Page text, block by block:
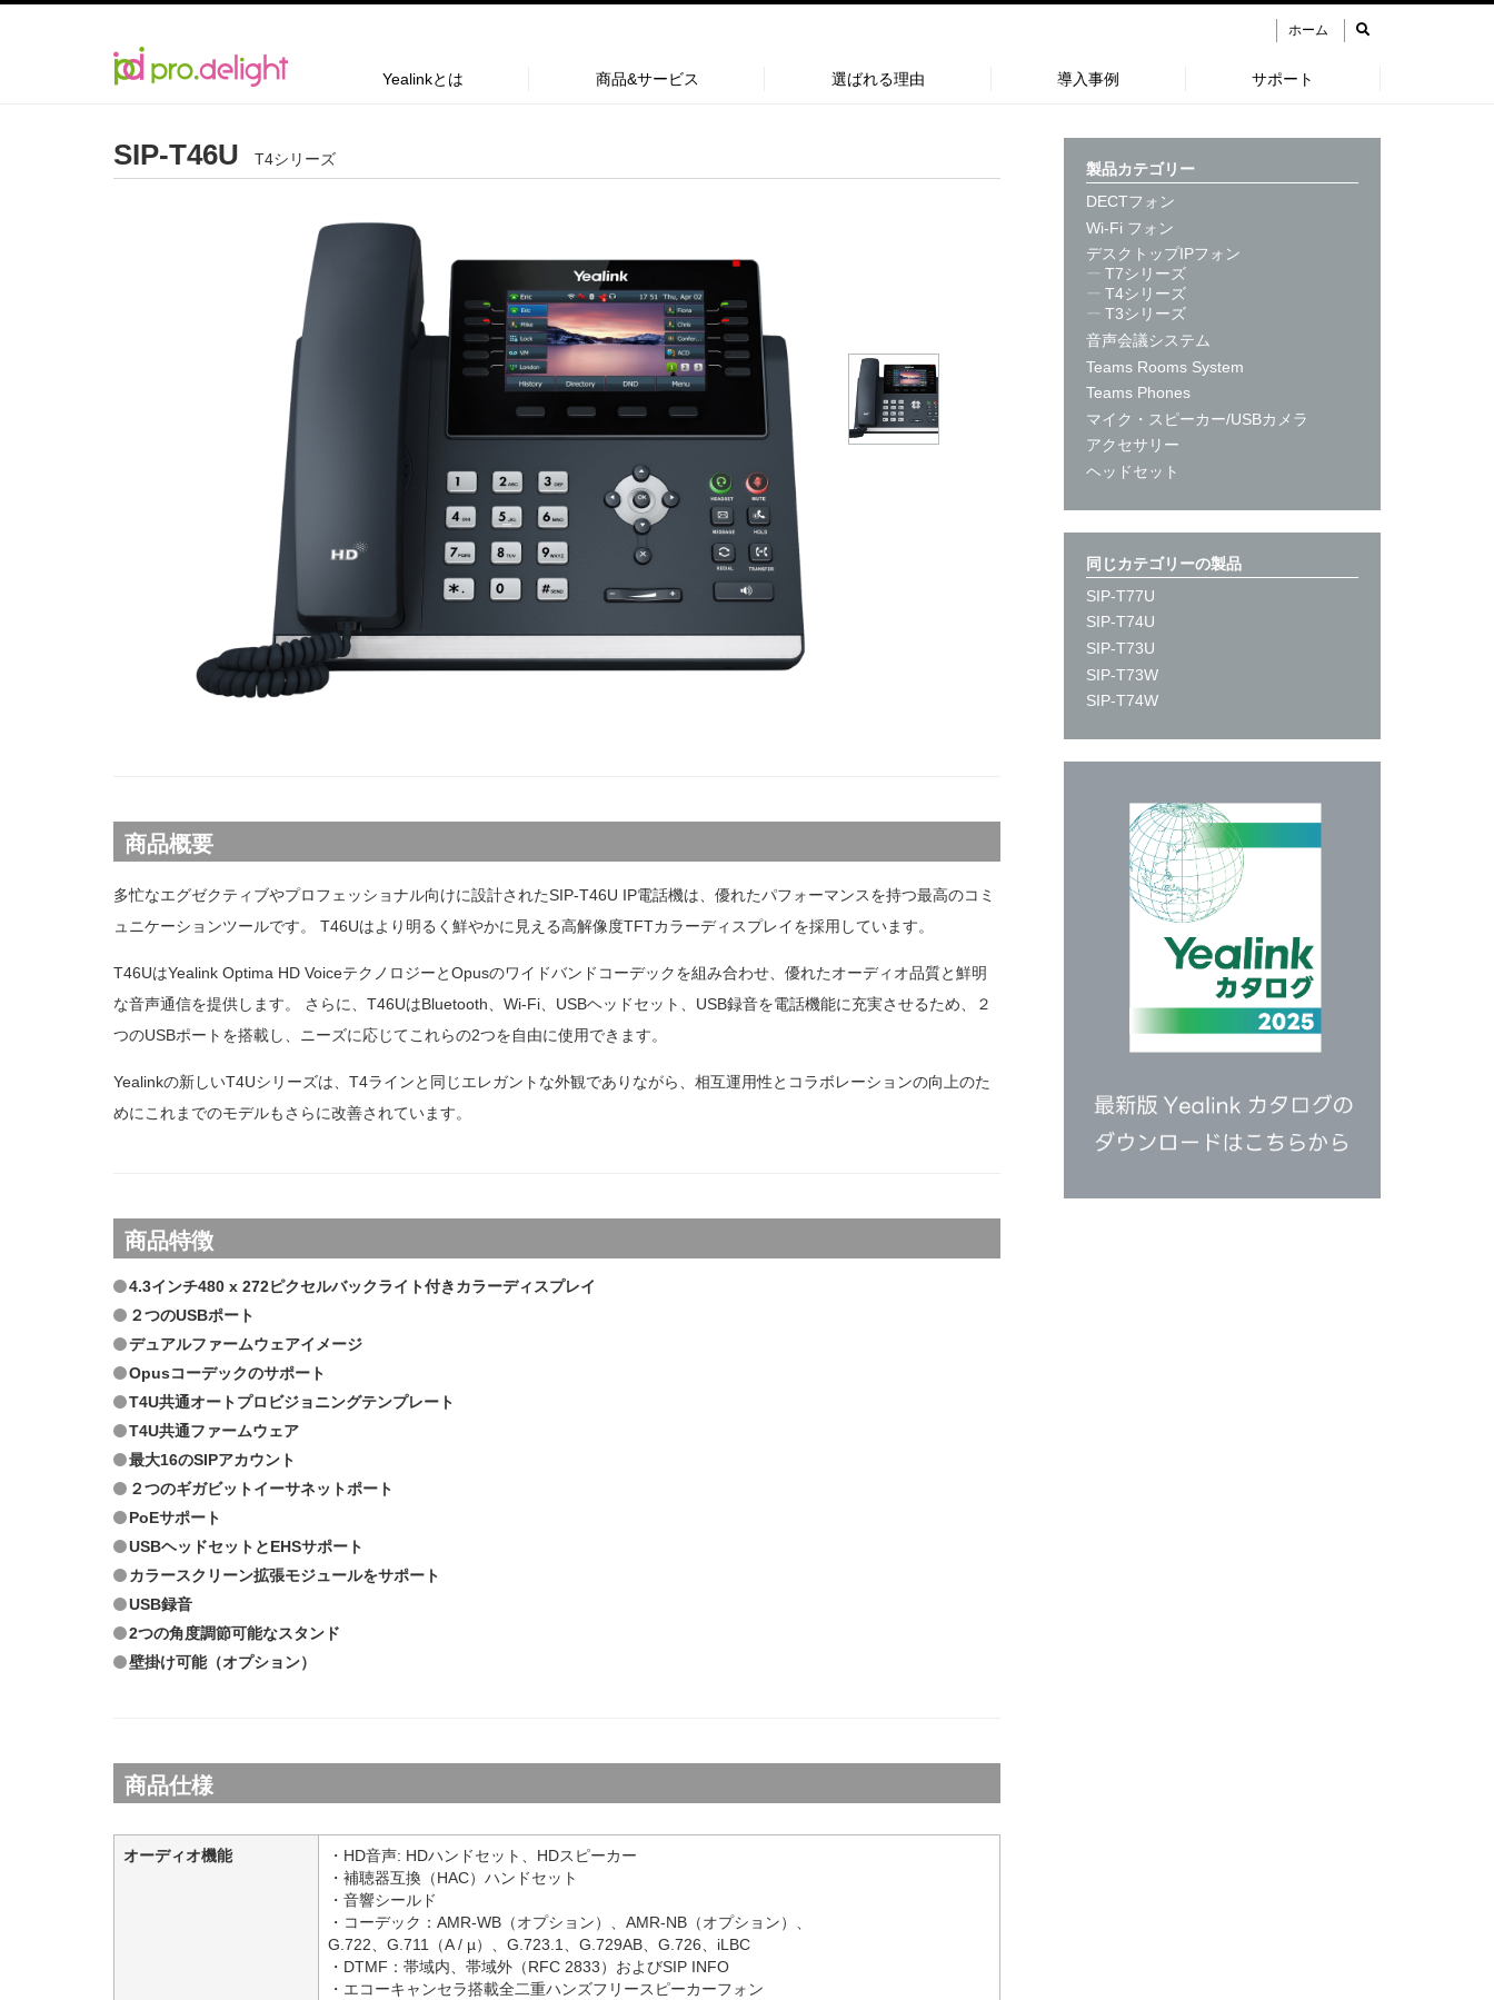
ホーム
Yealinkとは 商品&サービス 選ばれる理由 導入事例 サポート
SIP-T46U T4シリーズ
商品概要
多忙なエグゼクティブやプロフェッショナル向けに設計されたSIP-T46U IP電話機は、優れたパフォーマンスを持つ最高のコミ
ュニケーションツールです。 T46Uはより明るく鮮やかに見える高解像度TFTカラーディスプレイを採用しています。
T46UはYealink Optima HD VoiceテクノロジーとOpusのワイドバンドコーデックを組み合わせ、優れたオーディオ品質と鮮明
な音声通信を提供します。 さらに、T46UはBluetooth、Wi-Fi、USBヘッドセット、USB録音を電話機能に充実させるため、２
つのUSBポートを搭載し、ニーズに応じてこれらの2つを自由に使用できます。
Yealinkの新しいT4Uシリーズは、T4ラインと同じエレガントな外観でありながら、相互運用性とコラボレーションの向上のた
めにこれまでのモデルもさらに改善されています。
商品特徴
4.3インチ480 x 272ピクセルバックライト付きカラーディスプレイ
２つのUSBポート
デュアルファームウェアイメージ
Opusコーデックのサポート
T4U共通オートプロビジョニングテンプレート
T4U共通ファームウェア
最大16のSIPアカウント
２つのギガビットイーサネットポート
PoEサポート
USBヘッドセットとEHSサポート
カラースクリーン拡張モジュールをサポート
USB録音
2つの角度調節可能なスタンド
壁掛け可能（オプション）
商品仕様
オーディオ機能
・HD音声: HDハンドセット、HDスピーカー
・補聴器互換（HAC）ハンドセット
・音響シールド
・コーデック：AMR-WB（オプション）、AMR-NB（オプション）、
G.722、G.711（A / µ）、G.723.1、G.729AB、G.726、iLBC
・DTMF：帯域内、帯域外（RFC 2833）およびSIP INFO
・エコーキャンセラ搭載全二重ハンズフリースピーカーフォン
製品カテゴリー
DECTフォン
Wi-Fi フォン
デスクトップIPフォン
T7シリーズ
T4シリーズ
T3シリーズ
音声会議システム
Teams Rooms System
Teams Phones
マイク・スピーカー/USBカメラ
アクセサリー
ヘッドセット
同じカテゴリーの製品
SIP-T77U
SIP-T74U
SIP-T73U
SIP-T73W
SIP-T74W
Yealink W80 DECT IPマルチセルシステム
Wi-Fi フォン
AX83H
デスクトップIPフォン
T4シリーズ
MVC S98
MVC S90
MeetingBar A10
MP58-WH E2 Teams
マイク・スピーカー/USBカメラ
UVC86
アクセサリー ヘッドセット